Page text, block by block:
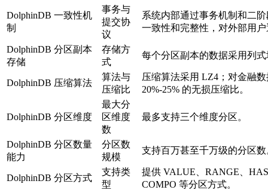
DolphinDB 一致性机
制
事务与
提交协
议
系统内部通过事务机制和二
一致性和完整性，对外部用
DolphinDB 分区副本
存储
存储方
式
每个分区副本的数据采用列
DolphinDB 压缩算法
算法与
压缩比
压缩算法采用 LZ4；对金融
20%-25% 的无损压缩比。
DolphinDB 分区维度
最大分
区维度
数
最多支持三个维度分区。
DolphinDB 分区数量
能力
分区数
规模
支持百万甚至千万级的分区数
DolphinDB 分区方式
支持类
型
提供 VALUE、RANGE、
COMPO 等分区方式。